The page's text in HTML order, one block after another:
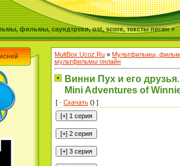
фильмы, саундтреки, ost, score, тексты песен »
MultBox.Ucoz.Ru » Мультфильмы,
мультфильмы онлайн
Винни Пух и его
Mini Adventures of
[ · Скачать () ]